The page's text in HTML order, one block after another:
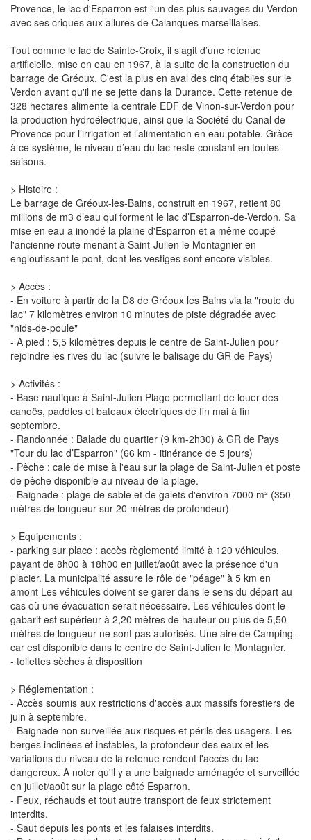
Provence, le lac d'Esparron est l'un des plus sauvages du Verdon
avec ses criques aux allures de Calanques marseillaises.
Tout comme le lac de Sainte-Croix, il s’agit d’une retenue
artificielle, mise en eau en 1967, à la suite de la construction du
barrage de Gréoux. C'est la plus en aval des cinq établies sur le
Verdon avant qu'il ne se jette dans la Durance. Cette retenue de
328 hectares alimente la centrale EDF de Vinon-sur-Verdon pour
la production hydroélectrique, ainsi que la Société du Canal de
Provence pour l’irrigation et l’alimentation en eau potable. Grâce
à ce système, le niveau d’eau du lac reste constant en toutes
saisons.
> Histoire :
Le barrage de Gréoux-les-Bains, construit en 1967, retient 80
millions de m3 d’eau qui forment le lac d’Esparron-de-Verdon. Sa
mise en eau a inondé la plaine d'Esparron et a même coupé
l'ancienne route menant à Saint-Julien le Montagnier en
engloutissant le pont, dont les vestiges sont encore visibles.
> Accès :
- En voiture à partir de la D8 de Gréoux les Bains via la "route du
lac" 7 kilomètres environ 10 minutes de piste dégradée avec
"nids-de-poule"
- A pied : 5,5 kilomètres depuis le centre de Saint-Julien pour
rejoindre les rives du lac (suivre le balisage du GR de Pays)
> Activités :
- Base nautique à Saint-Julien Plage permettant de louer des
canoës, paddles et bateaux électriques de fin mai à fin
septembre.
- Randonnée : Balade du quartier (9 km-2h30) & GR de Pays
"Tour du lac d’Esparron" (66 km - itinérance de 5 jours)
- Pêche : cale de mise à l'eau sur la plage de Saint-Julien et poste
de pêche disponible au niveau de la plage.
- Baignade : plage de sable et de galets d'environ 7000 m² (350
mètres de longueur sur 20 mètres de profondeur)
> Equipements :
- parking sur place : accès règlementé limité à 120 véhicules,
payant de 8h00 à 18h00 en juillet/août avec la présence d'un
placier. La municipalité assure le rôle de "péage" à 5 km en
amont Les véhicules doivent se garer dans le sens du départ au
cas où une évacuation serait nécessaire. Les véhicules dont le
gabarit est supérieur à 2,20 mètres de hauteur ou plus de 5,50
mètres de longueur ne sont pas autorisés. Une aire de Camping-
car est disponible dans le centre de Saint-Julien le Montagnier.
- toilettes sèches à disposition
> Réglementation :
- Accès soumis aux restrictions d'accès aux massifs forestiers de
juin à septembre.
- Baignade non surveillée aux risques et périls des usagers. Les
berges inclinées et instables, la profondeur des eaux et les
variations du niveau de la retenue rendent l'accès du lac
dangereux. A noter qu'il y a une baignade aménagée et surveillée
en juillet/août sur la plage côté Esparron.
- Feux, réchauds et tout autre transport de feux strictement
interdits.
- Saut depuis les ponts et les falaises interdits.